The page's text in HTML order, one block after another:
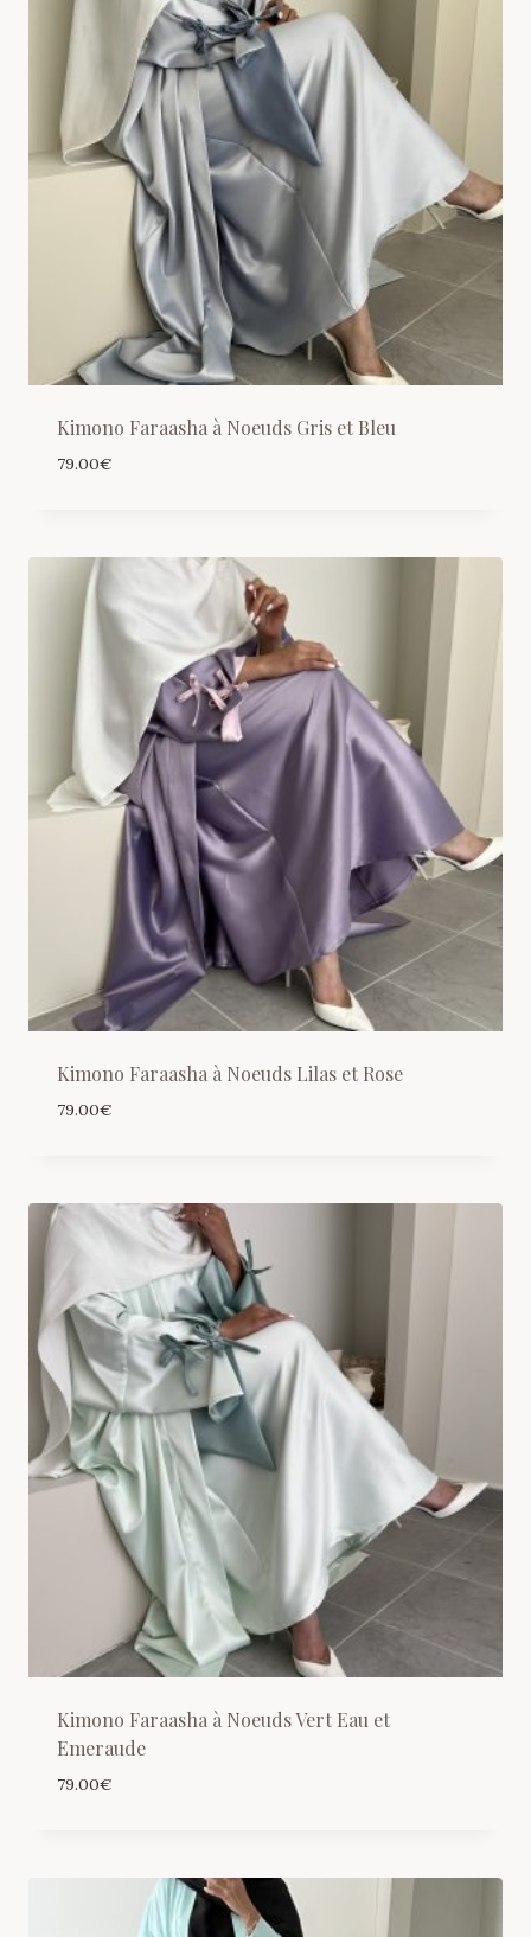
Kimono Faraasha à Noeuds Gris et Bleu
79.00€
Kimono Faraasha à Noeuds Lilas et Rose
79.00€
Kimono Faraasha à Noeuds Vert Eau et
Emeraude
79.00€